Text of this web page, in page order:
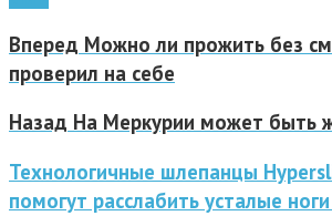
Вперед Можно ли прожить без
проверил на себе
Назад На Меркурии может быть
Технологичные шлепанцы
помогут расслабить усталые